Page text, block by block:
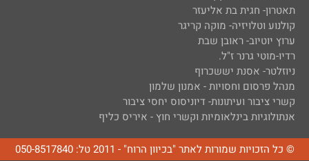
תאטרון- חגית בת אליעזר
קולנוע וטלויזיה- מוקה קריגר
ערוץ יוטיוב- ראובן שבת
רדיו-מוטי גרנר ז"ל.
ניוזלטר- אסנת יששכרוף
מנהל פרסום וחסויות - אמנון שלמון
קשרי ציבור ועיתונות- דיוניסוס יחסי ציבור
אנתולוגיות בינלאומיות וקשרי חוץ - איריס כליף
© כל הזכויות שמורות לאתר "בכיוון הרוח" - 2011 טל: 050-8517840